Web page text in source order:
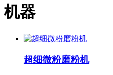
机器
超细微粉磨粉机